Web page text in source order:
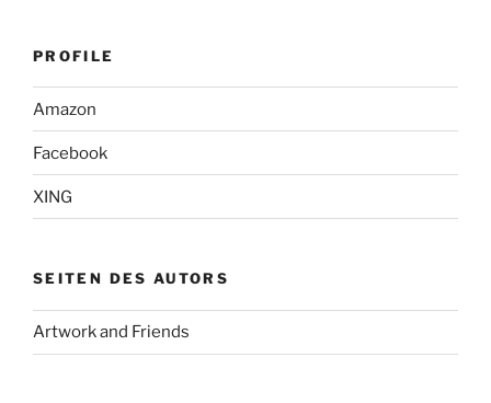
PROFILE
Amazon
Facebook
XING
SEITEN DES AUTORS
Artwork and Friends